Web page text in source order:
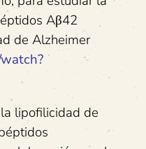
Aβ42
de Alzheimer
lipofilicidad de